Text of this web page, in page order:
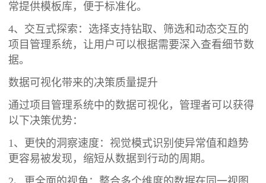
常提供模板库，便于标准化。
4、交互式探索：选择支持钻取、筛选和动态交互的
项目管理系统，让用户可以根据需要深入查看细节数
据。
数据可视化带来的决策质量提升
通过项目管理系统中的数据可视化，管理者可以获得
以下决策优势：
1、更快的洞察速度：视觉模式识别使异常值和趋势
更容易被发现，缩短从数据到行动的周期。